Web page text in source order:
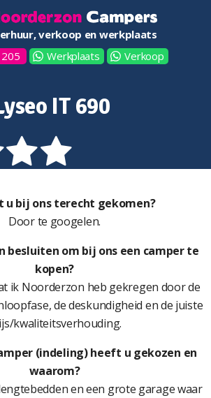
verkoop en werkplaats
Werkplaats Verkoop
IT 690
u bij ons terecht gekomen?
Door te googelen.
besluiten om bij ons een camper te
kopen?
ik Noorderzon heb gekregen door de
de deskundigheid en de juiste
kwaliteitsverhouding.
(indeling) heeft u gekozen en
waarom?
en een grote garage waar